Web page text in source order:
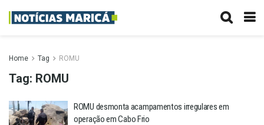
Home Tag ROMU
Tag: ROMU
ROMU desmonta acampamentos irregulares em
operação em Cabo Frio